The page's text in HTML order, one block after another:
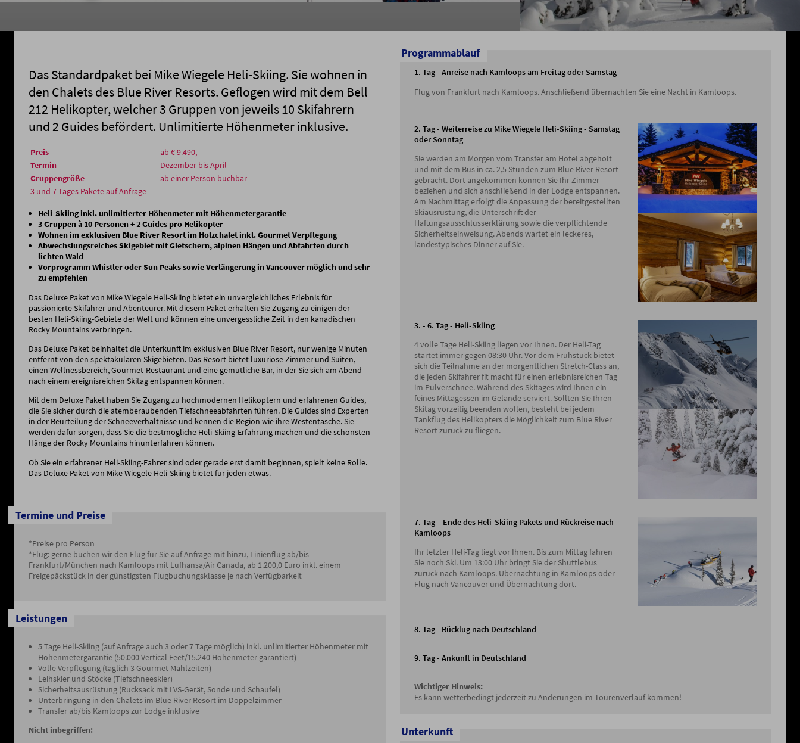
Das Standardpaket bei Mike Wiegele Heli-Skiing. Sie wohnen in
den Chalets des Blue River Resorts. Geflogen wird mit dem Bell
212 Helikopter, welcher 3 Gruppen von jeweils 10 Skifahrern
und 2 Guides befördert. Unlimitierte Höhenmeter inklusive.
Preis
ab € 9.490,-
Termin
Dezember bis April
Gruppengröße
ab einer Person buchbar
3 und 7 Tages Pakete auf Anfrage
Heli-Skiing inkl. unlimitierter Höhenmeter mit Höhenmetergarantie
3 Gruppen à 10 Personen + 2 Guides pro Helikopter
Wohnen im exklusiven Blue River Resort im Holzchalet inkl. Gourmet Verpflegung
Abwechslungsreiches Skigebiet mit Gletschern, alpinen Hängen und Abfahrten durch
lichten Wald
Vorprogramm Whistler oder Sun Peaks sowie Verlängerung in Vancouver möglich und sehr
zu empfehlen
Das Deluxe Paket von Mike Wiegele Heli-Skiing bietet ein unvergleichliches Erlebnis für
passionierte Skifahrer und Abenteurer. Mit diesem Paket erhalten Sie Zugang zu einigen der
besten Heli-Skiing-Gebiete der Welt und können eine unvergessliche Zeit in den kanadischen
Rocky Mountains verbringen.
Das Deluxe Paket beinhaltet die Unterkunft im exklusiven Blue River Resort, nur wenige Minuten
entfernt von den spektakulären Skigebieten. Das Resort bietet luxuriöse Zimmer und Suiten,
einen Wellnessbereich, Gourmet-Restaurant und eine gemütliche Bar, in der Sie sich am Abend
nach einem ereignisreichen Skitag entspannen können.
Mit dem Deluxe Paket haben Sie Zugang zu hochmodernen Helikoptern und erfahrenen Guides,
die Sie sicher durch die atemberaubenden Tiefschneeabfahrten führen. Die Guides sind Experten
in der Beurteilung der Schneeverhältnisse und kennen die Region wie ihre Westentasche. Sie
werden dafür sorgen, dass Sie die bestmögliche Heli-Skiing-Erfahrung machen und die schönsten
Hänge der Rocky Mountains hinunterfahren können.
Ob Sie ein erfahrener Heli-Skiing-Fahrer sind oder gerade erst damit beginnen, spielt keine Rolle.
Das Deluxe Paket von Mike Wiegele Heli-Skiing bietet für jeden etwas.
Programmablauf
1. Tag - Anreise nach Kamloops am Freitag oder Samstag
Flug von Frankfurt nach Kamloops. Anschließend übernachten Sie eine Nacht in Kamloops.
2. Tag - Weiterreise zu Mike Wiegele Heli-Skiing - Samstag
oder Sonntag
Sie werden am Morgen vom Transfer am Hotel abgeholt
und mit dem Bus in ca. 2,5 Stunden zum Blue River Resort
gebracht. Dort angekommen können Sie Ihr Zimmer
beziehen und sich anschließend in der Lodge entspannen.
Am Nachmittag erfolgt die Anpassung der bereitgestellten
Skiausrüstung, die Unterschrift der
Haftungsausschlusserklärung sowie die verpflichtende
Sicherheitseinweisung. Abends wartet ein leckeres,
landestypisches Dinner auf Sie.
3. - 6. Tag - Heli-Skiing
4 volle Tage Heli-Skiing liegen vor Ihnen. Der Heli-Tag
startet immer gegen 08:30 Uhr. Vor dem Frühstück bietet
sich die Teilnahme an der morgentlichen Stretch-Class an,
die jeden Skifahrer fit macht für einen erlebnisreichen Tag
im Pulverschnee. Während des Skitages wird Ihnen ein
feines Mittagessen im Gelände serviert. Sollten Sie Ihren
Skitag vorzeitig beenden wollen, besteht bei jedem
Tankflug des Helikopters die Möglichkeit zum Blue River
Resort zurück zu fliegen.
7. Tag – Ende des Heli-Skiing Pakets und Rückreise nach
Kamloops
Ihr letzter Heli-Tag liegt vor Ihnen. Bis zum Mittag fahren
Sie noch Ski. Um 13:00 Uhr bringt Sie der Shuttlebus
zurück nach Kamloops. Übernachtung in Kamloops oder
Flug nach Vancouver und Übernachtung dort.
8. Tag - Rücklug nach Deutschland
9. Tag - Ankunft in Deutschland
Wichtiger Hinweis:
Es kann wetterbedingt jederzeit zu Änderungen im Tourenverlauf kommen!
Termine und Preise
*Preise pro Person
*Flug: gerne buchen wir den Flug für Sie auf Anfrage mit hinzu, Linienflug ab/bis
Frankfurt/München nach Kamloops mit Lufhansa/Air Canada, ab 1.200,0 Euro inkl. einem
Freigepäckstück in der günstigsten Flugbuchungsklasse je nach Verfügbarkeit
Leistungen
5 Tage Heli-Skiing (auf Anfrage auch 3 oder 7 Tage möglich) inkl. unlimitierter Höhenmeter mit
Höhenmetergarantie (50.000 Vertical Feet/15.240 Höhenmeter garantiert)
Volle Verpflegung (täglich 3 Gourmet Mahlzeiten)
Leihskier und Stöcke (Tiefschneeskier)
Sicherheitsausrüstung (Rucksack mit LVS-Gerät, Sonde und Schaufel)
Unterbringung in den Chalets im Blue River Resort im Doppelzimmer
Transfer ab/bis Kamloops zur Lodge inklusive
Nicht inbegriffen:
Unterkunft